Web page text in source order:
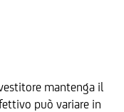
mantenga il
può variare in